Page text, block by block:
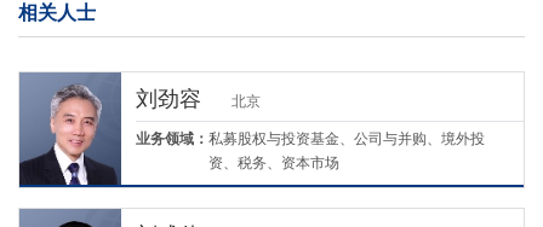
相关人士
刘劲容 北京
业务领域： 私募股权与投资基金、公司与并购、境外投
资、税务、资本市场